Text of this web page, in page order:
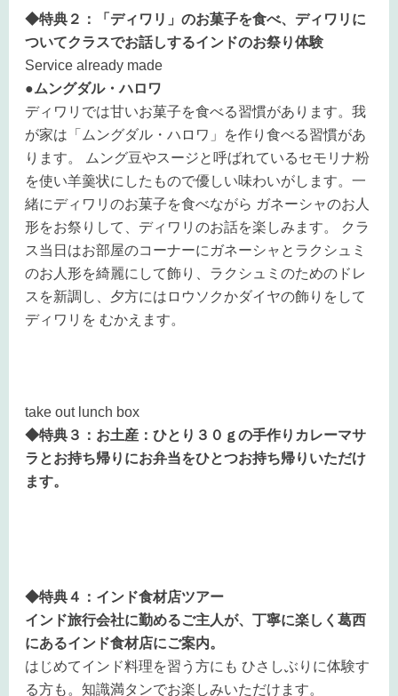
◆特典２：「ディワリ」のお菓子を食べ、ディワリに
ついてクラスでお話しするインドのお祭り体験
Service already made
●ムングダル・ハロワ
ディワリでは甘いお菓子を食べる習慣があります。我
が家は「ムングダル・ハロワ」を作り食べる習慣があ
ります。 ムング豆やスージと呼ばれているセモリナ粉
を使い羊羹状にしたもので優しい味わいがします。一
緒にディワリのお菓子を食べながら ガネーシャのお人
形をお祭りして、ディワリのお話を楽しみます。 クラ
ス当日はお部屋のコーナーにガネーシャとラクシュミ
のお人形を綺麗にして飾り、ラクシュミのためのドレ
スを新調し、夕方にはロウソクかダイヤの飾りをして
ディワリを むかえます。
take out lunch box
◆特典３：お土産：ひとり３０ｇの手作りカレーマサ
ラとお持ち帰りにお弁当をひとつお持ち帰りいただけ
ます。
◆特典４：インド食材店ツアー
インド旅行会社に勤めるご主人が、丁寧に楽しく葛西
にあるインド食材店にご案内。
はじめてインド料理を習う方にも ひさしぶりに体験す
る方も。知識満タンでお楽しみいただけます。